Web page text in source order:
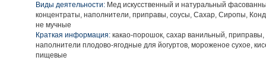
Виды деятельности: Мед искусственный и натуральный
концентраты, наполнители, приправы, соусы, Сахар, Сиропы,
не мучные
Краткая информация: какао-порошок, сахар ванильный,
наполнители плодово-ягодные для йогуртов, мороженое сухое,
пищевые